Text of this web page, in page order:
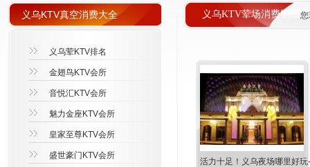
义乌KTV荤场消费明细
活力十足！义乌夜场哪里好
义乌KTV真空消费大全
义乌荤KTV排名
金翅鸟KTV会所
音悦汇KTV会所
魅力金座KTV会所
皇家至尊KTV会所
盛世豪门KTV会所